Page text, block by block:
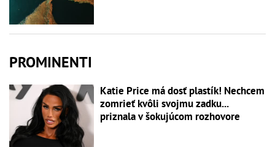
PROMINENTI
Katie Price má dosť plastík! Nechcem
zomrieť kvôli svojmu zadku...
priznala v šokujúcom rozhovore